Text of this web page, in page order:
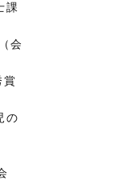
課
会
賞
の